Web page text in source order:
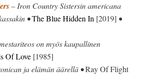
– Iron Country Sistersin americana
•The Blue Hidden In [2019] •
on myös kaupallinen
Of Love [1985]
ja elämän äärellä •Ray Of Flight